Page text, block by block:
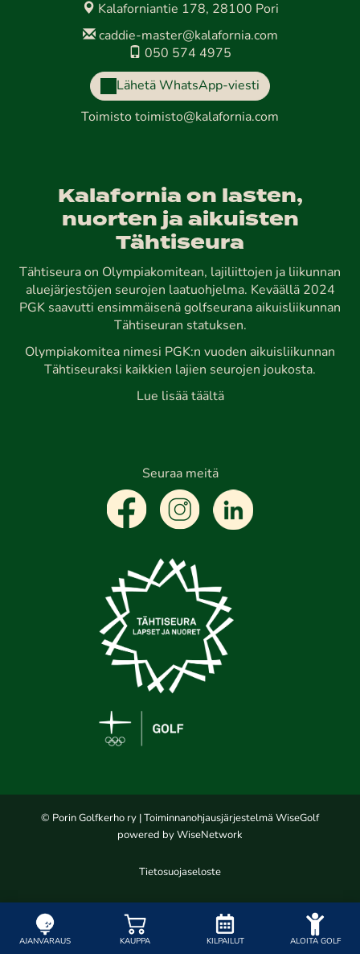
AJANVARAUS KAUPPA KILPAILUT ALOITA GOLF
Kalaforniantie 178, 28100 Pori
caddie-master@kalafornia.com
050 574 4975
Lähetä WhatsApp-viesti
Toimisto toimisto@kalafornia.com
Kalafornia on lasten,
nuorten ja aikuisten
Tähtiseura
Tähtiseura on Olympiakomitean, lajiliittojen ja liikunnan
aluejärjestöjen seurojen laatuohjelma. Keväällä 2024
PGK saavutti ensimmäisenä golfseurana aikuisliikunnan
Tähtiseuran statuksen.
Olympiakomitea nimesi PGK:n vuoden aikuisliikunnan
Tähtiseuraksi kaikkien lajien seurojen joukosta.
Lue lisää täältä
Seuraa meitä
© Porin Golfkerho ry | Toiminnanohjausjärjestelmä WiseGolf
powered by WiseNetwork
Tietosuojaseloste